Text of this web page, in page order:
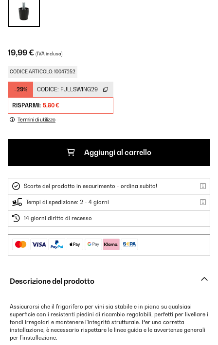
19,99 € (IVA inclusa)
CODICE ARTICOLO: 10047252
-29% CODICE: FULLSWING29
RISPARMI: 5,80 €
Termini di utilizzo
Aggiungi al carrello
Scorte del prodotto in esaurimento - ordina subito!
Tempi di spedizione: 2 - 4 giorni
14 giorni diritto di recesso
Descrizione del prodotto
Assicurarsi che il frigorifero per vini sia stabile e in piano su qualsiasi
superficie con i resistenti piedini di ricambio regolabili, perfetti per livellare i
fondi irregolari e mantenere l'integrità strutturale. Per una corretta
installazione, è necessario rispettare le linee guida e le avvertenze generali
per l'installazione.